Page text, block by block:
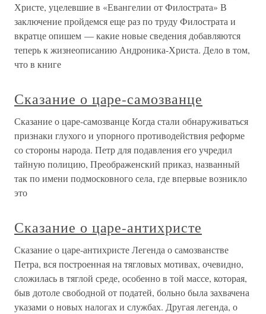
Христе, уцелевшие в «Евангелии от Филострата» В
заключение пройдемся еще раз по труду Филострата и
вкратце опишем — какие новые сведения добавляются
теперь к жизнеописанию Андроника-Христа. Дело в том,
что в книге
Сказание о царе-самозванце
Сказание о царе-самозванце Когда стали обнаруживаться
признаки глухого и упорного противодействия реформе
со стороны народа. Петр для подавления его учредил
тайную полицию, Преображенский приказ, названный
так по имени подмосковного села, где впервые возникло
это
Сказание о царе-антихристе
Сказание о царе-антихристе Легенда о самозванстве
Петра, вся построенная на тягловых мотивах, очевидно,
сложилась в тяглой среде, особенно в той массе, которая,
быв дотоле свободной от податей, больно была захвачена
указами о новых налогах и службах. Другая легенда, о